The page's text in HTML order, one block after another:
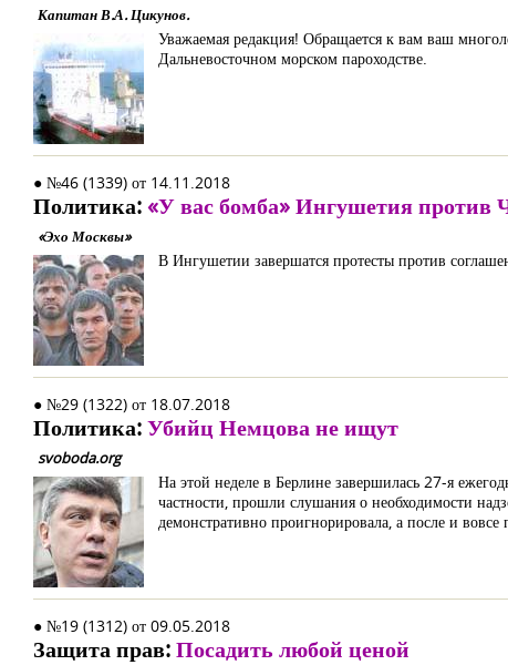
Капитан В.А. Цикунов.
Уважаемая редакция! Обращается к вам ваш
Дальневосточном морском пароходстве.
● №46 (1339) от 14.11.2018
Политика:«У вас бомба» Ингушетия против
«Эхо Москвы»
В Ингушетии завершатся протесты против
● №29 (1322) от 18.07.2018
Политика:Убийц Немцова не ищут
svoboda.org
На этой неделе в Берлине завершилась 27-я
частности, прошли слушания о необходимости
демонстративно проигнорировала, а после и
● №19 (1312) от 09.05.2018
Защита прав:Посадить любой ценой